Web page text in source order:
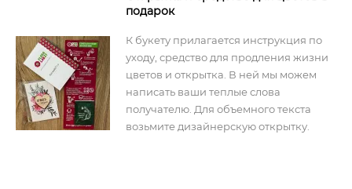
подарок
К букету прилагается инструкция по
уходу, средство для продления жизни
цветов и открытка. В ней мы можем
написать ваши теплые слова
получателю. Для объемного текста
возьмите дизайнерскую открытку.